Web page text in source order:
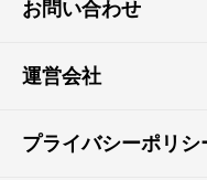
お問い合わせ
運営会社
プライバシーポリシ